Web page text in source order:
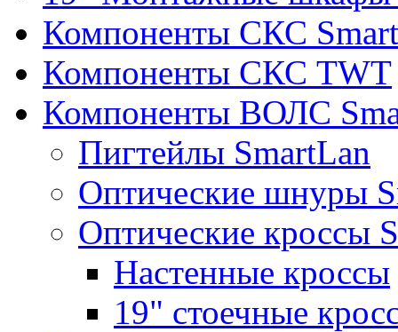
Компоненты СКС
Компоненты СКС TWT
Компоненты ВОЛС
Пигтейлы SmartLan
Оптические шнуры
Оптические кроссы
Настенные кроссы
19" стоечные